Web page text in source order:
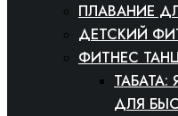
ПЛАВАНИЕ
ДЕТСКИЙ
ФИТНЕС
ДЛЯ